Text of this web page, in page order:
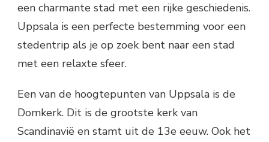
een charmante stad met een rijke geschiedenis.
Uppsala is een perfecte bestemming voor een
stedentrip als je op zoek bent naar een stad
met een relaxte sfeer.
Een van de hoogtepunten van Uppsala is de
Domkerk. Dit is de grootste kerk van
Scandinavië en stamt uit de 13e eeuw. Ook het